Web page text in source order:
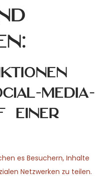
Media-
einer
es Besuchern, Inhalte
Netzwerken zu teilen.